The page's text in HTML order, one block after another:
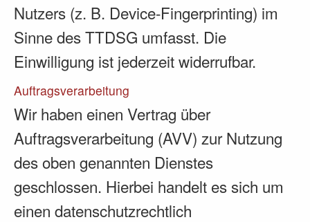
Nutzers (z. B. Device-Fingerprinting) im
Sinne des TTDSG umfasst. Die
Einwilligung ist jederzeit widerrufbar.
Auftragsverarbeitung
Wir haben einen Vertrag über
Auftragsverarbeitung (AVV) zur Nutzung
des oben genannten Dienstes
geschlossen. Hierbei handelt es sich um
einen datenschutzrechtlich